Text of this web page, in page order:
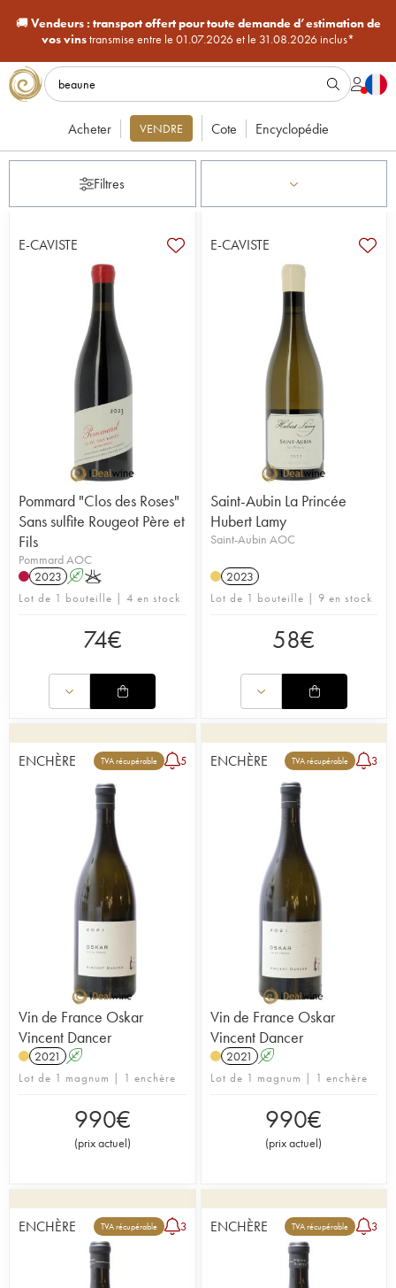
🚚Vendeurs : transport offert pour toute demande d’estimation de
vos vinstransmise entre le 01.07.2026 et le 31.08.2026 inclus*
Acheter VENDRE Cote Encyclopédie
Filtres
E-CAVISTE
Pommard "Clos des Roses"
Sans sulfite Rougeot Père et
Fils
Pommard AOC
2023 AK
Lot de 1 bouteille | 4 en stock
74€
E-CAVISTE
Saint-Aubin La Princée
Hubert Lamy
Saint-Aubin AOC
2023
Lot de 1 bouteille | 9 en stock
58€
ENCHÈRE TVA récupérable 5
Vin de France Oskar
Vincent Dancer
2021 A
Lot de 1 magnum | 1 enchère
990€
(prix actuel)
ENCHÈRE TVA récupérable 3
Vin de France Oskar
Vincent Dancer
2021 A
Lot de 1 magnum | 1 enchère
990€
(prix actuel)
ENCHÈRE TVA récupérable 3 ENCHÈRE TVA récupérable 3